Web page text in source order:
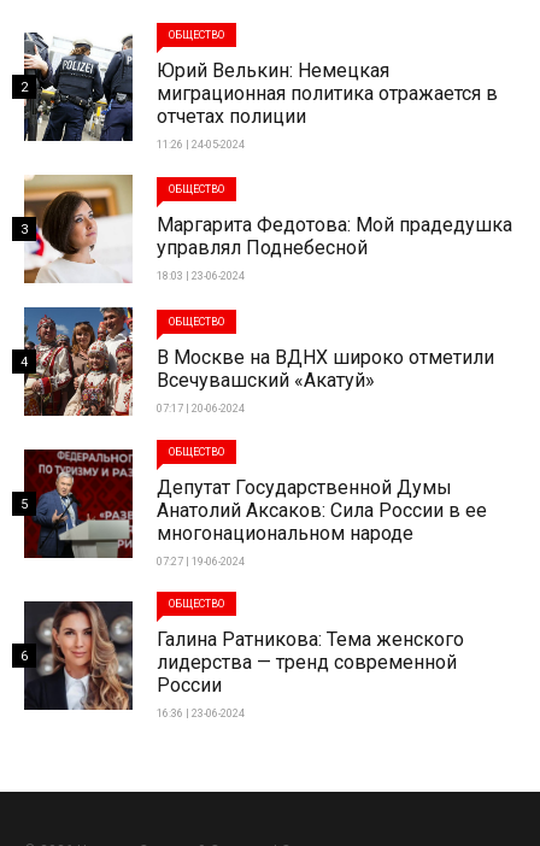
ОБЩЕСТВО
Юрий Велькин: Немецкая
миграционная политика отражается в
отчетах полиции
11:26 | 24-05-2024
2
ОБЩЕСТВО
Маргарита Федотова: Мой прадедушка
управлял Поднебесной
18:03 | 23-06-2024
3
ОБЩЕСТВО
В Москве на ВДНХ широко отметили
Всечувашский «Акатуй»
07:17 | 20-06-2024
4
ОБЩЕСТВО
Депутат Государственной Думы
Анатолий Аксаков: Сила России в ее
многонациональном народе
07:27 | 19-06-2024
5
ОБЩЕСТВО
Галина Ратникова: Тема женского
лидерства — тренд современной
России
16:36 | 23-06-2024
6